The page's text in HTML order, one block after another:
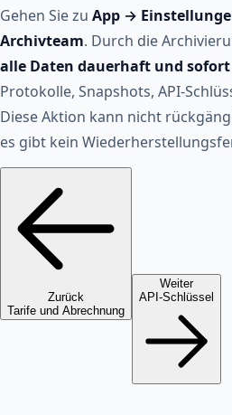
Gehen Sie zu App →
Archivteam. Durch die
alle Daten dauerhaft und
Protokolle, Snapshots, API-
Diese Aktion kann nicht
es gibt kein
Zurück
Tarife und Abrechnung
Weiter
API-Schlüssel